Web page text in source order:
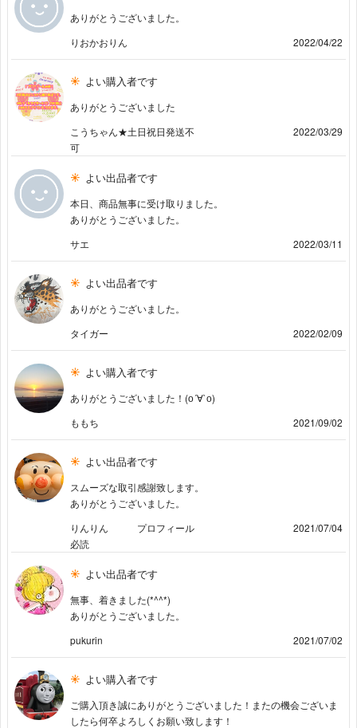
ありがとうございました。
りおかおりん
2022/04/22
よい購入者です
ありがとうございました
こうちゃん★土日祝日発送不
可
2022/03/29
よい出品者です
本日、商品無事に受け取りました。
ありがとうございました。
サエ
2022/03/11
よい出品者です
ありがとうございました。
タイガー
2022/02/09
よい購入者です
ありがとうございました！(о´∀`о)
ももち
2021/09/02
よい出品者です
スムーズな取引感謝致します。
ありがとうございました。
りんりん プロフィール
必読
2021/07/04
よい出品者です
無事、着きました(*^^*)
ありがとうございました。
pukurin
2021/07/02
よい購入者です
ご購入頂き誠にありがとうございました！またの機会ございま
したら何卒よろしくお願い致します！